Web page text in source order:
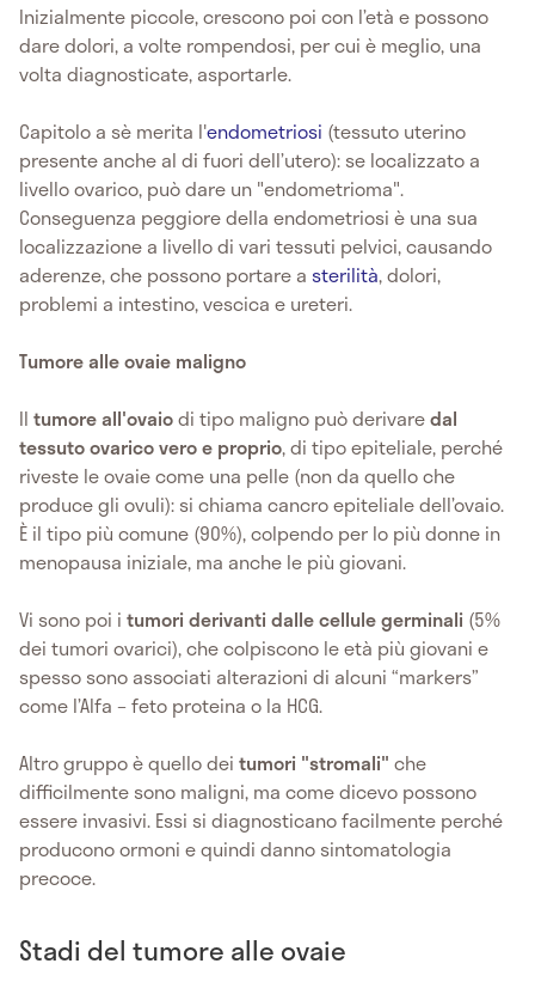
Inizialmente piccole, crescono poi con l’età e possono
dare dolori, a volte rompendosi, per cui è meglio, una
volta diagnosticate, asportarle.
Capitolo a sè merita l'endometriosi (tessuto uterino
presente anche al di fuori dell’utero): se localizzato a
livello ovarico, può dare un "endometrioma".
Conseguenza peggiore della endometriosi è una sua
localizzazione a livello di vari tessuti pelvici, causando
aderenze, che possono portare a sterilità, dolori,
problemi a intestino, vescica e ureteri.
Tumore alle ovaie maligno
Il tumore all'ovaiodi tipo maligno può derivaredal
tessuto ovarico vero e proprio, di tipo epiteliale, perché
riveste le ovaie come una pelle (non da quello che
produce gli ovuli): si chiama cancro epiteliale dell’ovaio.
È il tipo più comune (90%), colpendo per lo più donne in
menopausa iniziale, ma anche le più giovani.
Vi sono poi i tumori derivanti dalle cellule germinali (5%
dei tumori ovarici), che colpiscono le età più giovani e
spesso sono associati alterazioni di alcuni “markers”
come l’Alfa – feto proteina o la HCG.
Altro gruppo è quello dei tumori "stromali" che
difficilmente sono maligni, ma come dicevo possono
essere invasivi. Essi si diagnosticano facilmente perché
producono ormoni e quindi danno sintomatologia
precoce.
Stadi del tumore alle ovaie